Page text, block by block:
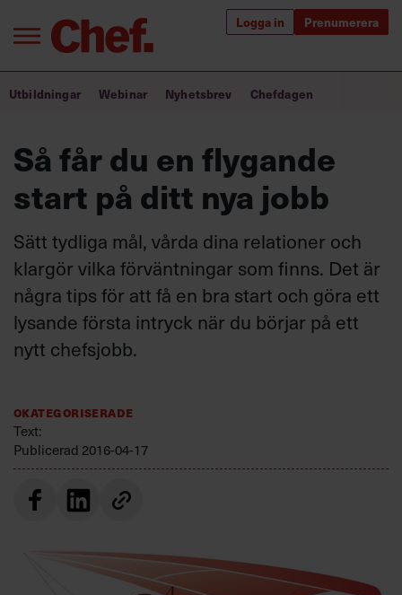
Logga in Prenumerera
Annonsera
Om oss
Villkor och policy för
efter:
Bra ledare förändrar världen
Innehåll från Chef
Utbildning för ledare
Chefakademin+
Populära utbildningar
Utbildningar Webinar Nyhetsbrev Chefdagen
Så får du en flygande
start på ditt nya jobb
Sätt tydliga mål, vårda dina relationer och
klargör vilka förväntningar som finns. Det är
några tips för att få en bra start och göra ett
lysande första intryck när du börjar på ett
nytt chefsjobb.
Okategoriserade
Text:
Publicerad 2016-04-17